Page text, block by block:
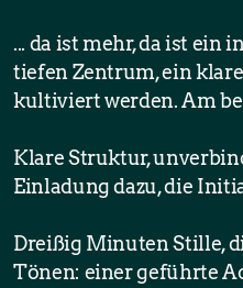
... da ist mehr, da ist ein
tiefen Zentrum, ein
kultiviert werden. Am
Klare Struktur,
Einladung dazu, die
Dreißig Minuten Stille,
Tönen: einer geführte